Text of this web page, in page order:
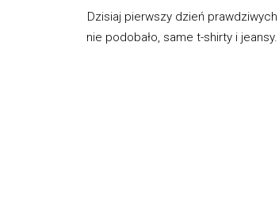
Dzisiaj pierwszy dzień
nie podobało, same t-shirty i